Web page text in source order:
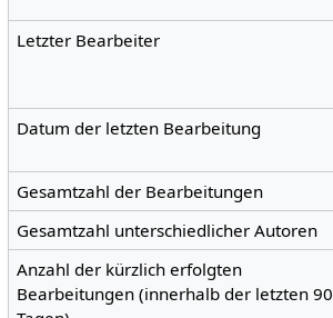
Letzter Bearbeiter
Datum der letzten Bearbeitung
Gesamtzahl der Bearbeitungen
Gesamtzahl unterschiedlicher Autoren
Anzahl der kürzlich erfolgten
Bearbeitungen (innerhalb der letzten 90